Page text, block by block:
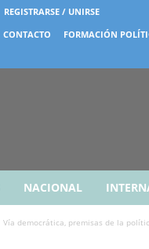
REGISTRARSE / UNIRSE
CONTACTO FORMACIÓN
NACIONAL
Vía democrática, premisas de la